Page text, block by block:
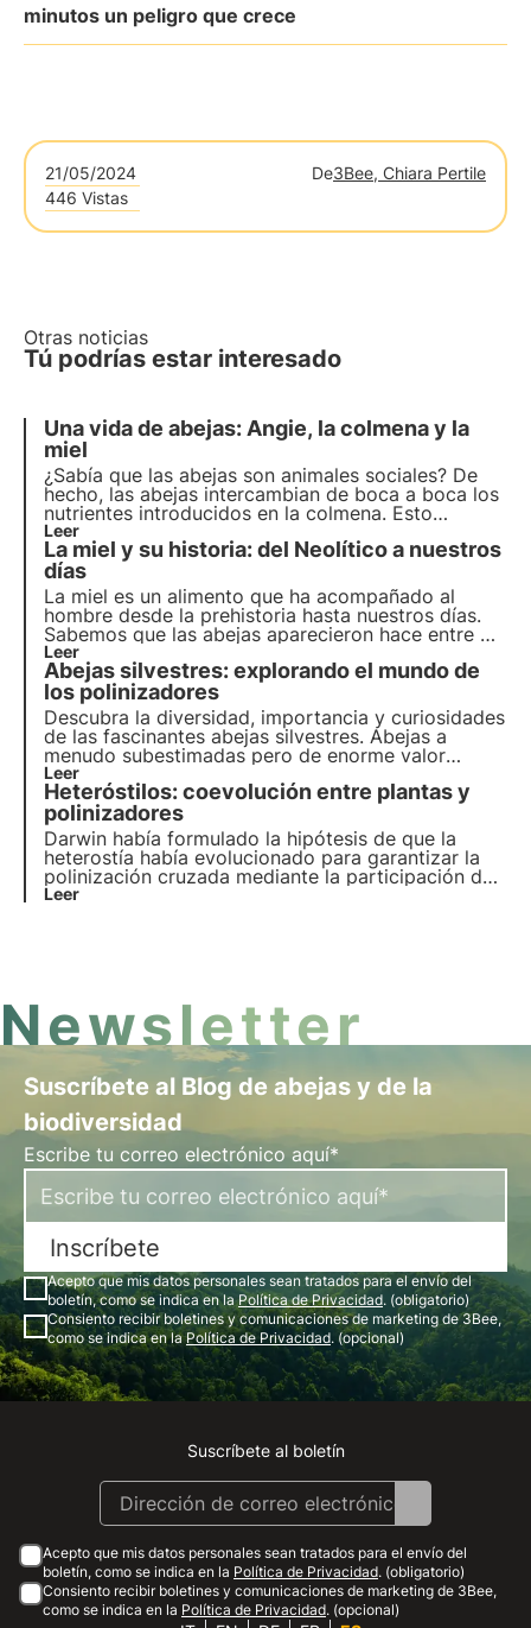
minutos un peligro que crece
21/05/2024 De3Bee, Chiara Pertile
446 Vistas
Otras noticias
Tú podrías estar interesado
Una vida de abejas: Angie, la colmena y la
miel
¿Sabía que las abejas son animales sociales? De
hecho, las abejas intercambian de boca a boca los
nutrientes introducidos en la colmena. Esto
garantiza que cada individuo de la colonia esté en
sintonía con los demás y permite que circulen las
sustancias químicas necesarias.
Leer
La miel y su historia: del Neolítico a nuestros
días
La miel es un alimento que ha acompañado al
hombre desde la prehistoria hasta nuestros días.
Sabemos que las abejas aparecieron hace entre 50
y 25 millones de años, pero las primeras pruebas
de un encuentro entre el hombre y la abeja datan
de hace unos 10.000 años.
Leer
Abejas silvestres: explorando el mundo de
los polinizadores
Descubra la diversidad, importancia y curiosidades
de las fascinantes abejas silvestres. Abejas a
menudo subestimadas pero de enorme valor
ecosistémico, gracias a ellas se poliniza de forma
natural el 80% de los cultivos.
Leer
Heteróstilos: coevolución entre plantas y
polinizadores
Darwin había formulado la hipótesis de que la
heterostía había evolucionado para garantizar la
polinización cruzada mediante la participación de
determinadas partes del cuerpo de los
Leer
Newsletter
Suscríbete al Blog de abejas y de la
biodiversidad
Escribe tu correo electrónico aquí*
Inscríbete
Acepto que mis datos personales sean tratados para el envío del
boletín, como se indica en laPolítica de Privacidad. (obligatorio)
Consiento recibir boletines y comunicaciones de marketing de 3Bee,
como se indica en laPolítica de Privacidad. (opcional)
Instagram
Facebook
Linkedin
Youtube
Suscríbete al boletín
Acepto que mis datos personales sean tratados para el envío del
boletín, como se indica en la Política de Privacidad. (obligatorio)
Consiento recibir boletines y comunicaciones de marketing de 3Bee,
como se indica en la Política de Privacidad. (opcional)